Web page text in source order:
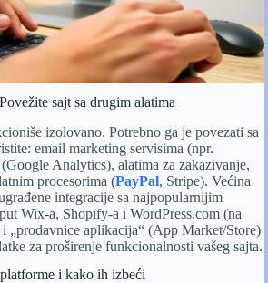
sajt sa drugim alatima
izolovano. Potrebno ga je povezati sa
email marketing servisima (npr.
Analytics), alatima za zakazivanje,
procesorima (PayPal, Stripe). Većina
integracije sa najpopularnijim
Wix-a, Shopify-a i WordPress.com (na
„prodavnice aplikacija“ (App Market/Store)
za proširenje funkcionalnosti vašeg sajta.
i kako ih izbeći